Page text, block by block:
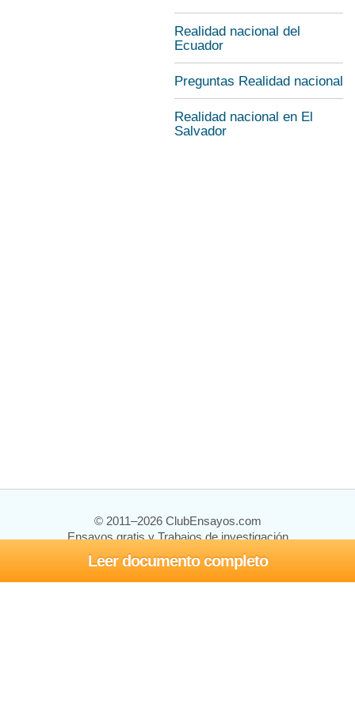
Leer documento completo
Realidad nacional del
Ecuador
Preguntas Realidad nacional
Realidad nacional en El
Salvador
© 2011–2026 ClubEnsayos.com
Ensayos gratis y Trabajos de investigación